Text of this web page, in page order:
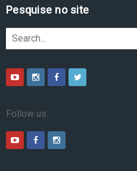
Pesquise no site
Follow us